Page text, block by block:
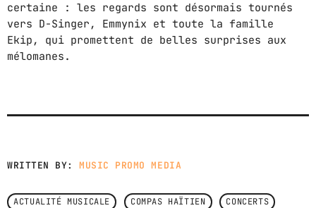
certaine : les regards sont désormais tournés
vers D-Singer, Emmynix et toute la famille
Ekip, qui promettent de belles surprises aux
mélomanes.
WRITTEN BY:MUSIC PROMO MEDIA
ACTUALITÉ MUSICALE COMPAS HAÏTIEN
CONCERTS